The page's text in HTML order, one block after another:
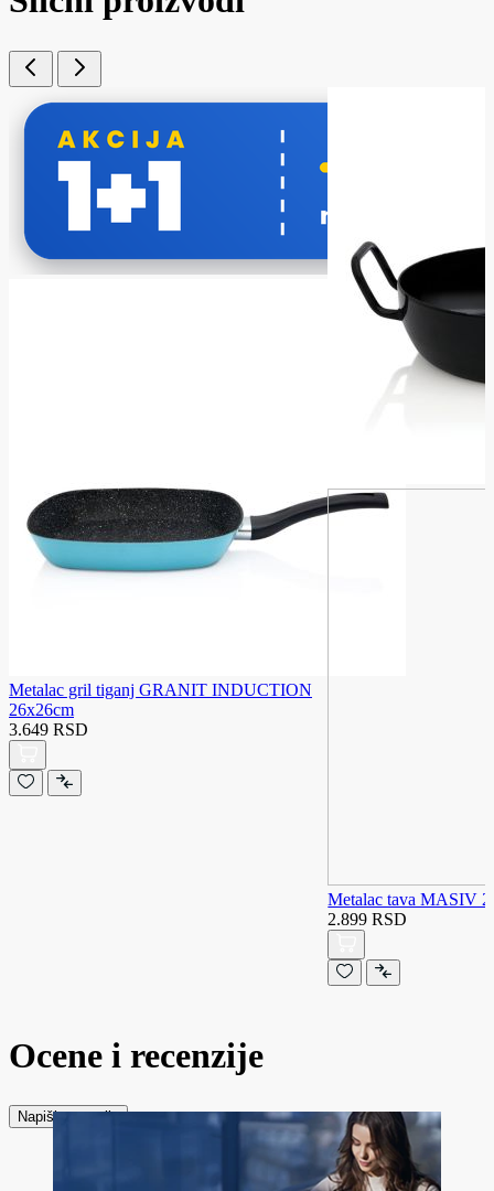
Metalac gril tiganj GRANIT INDUCTION
26x26cm
3.649 RSD
Metalac tava MASIV
2.899 RSD
Ocene i recenzije
Napiši recenziju